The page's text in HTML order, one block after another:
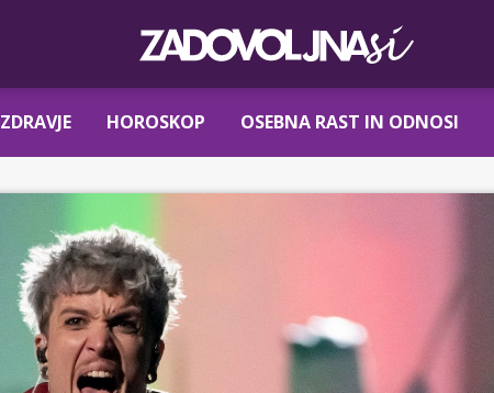
ZDRAVJE HOROSKOP OSEBNA RAST IN ODNOSI